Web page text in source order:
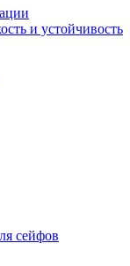
и устойчивость
сейфов